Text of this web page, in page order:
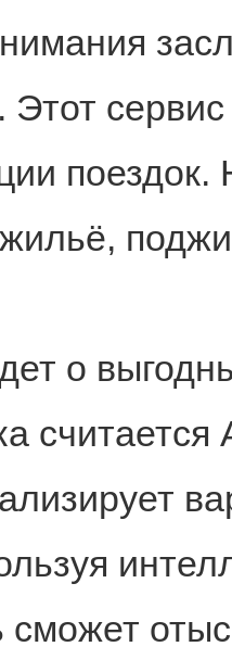
Этот
о
сможет